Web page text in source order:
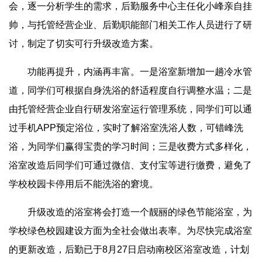
会，逐一分析学生的需求，后勤服务中心主任化小峰亲自挂
帅，与托管经营企业、后勤职能部门相关工作人员进行了研
讨，制定了切实可行升级改造方案。
功能再提升，内涵再丰富。一是浴室新增加一趟冷水管
道，同学们可根据自身洗浴的舒适程度自行调整水温；二是
由托管经营企业自行研发浴室运行管理系统，同学们可以通
过手机APP预定浴位，实时了解浴室洗浴人数，可错峰洗
浴，为同学们赢得宝贵的学习时间；三是收费方式多样化，
浴室改造后同学们可通过微信、支付宝等进行缴费，避免了
学校校园卡停用后不能洗浴的窘境。
升级改造的浴室将会打造一个靓丽的绿色节能浴室，为
学校绿色校园建设方面为全社会做出表率。为尽快完成浴室
的更新改造，后勤已于8月27日启动南校区浴室改造，计划